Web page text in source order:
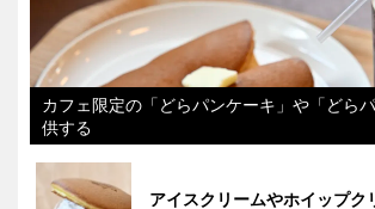
カフェ限定の「どらパンケーキ」や「どら
供する
アイスクリームやホイップク